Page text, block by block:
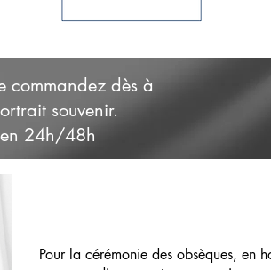
commandez dès à
souvenir.
24h/48h
Pour la cérémonie des obsèques, en